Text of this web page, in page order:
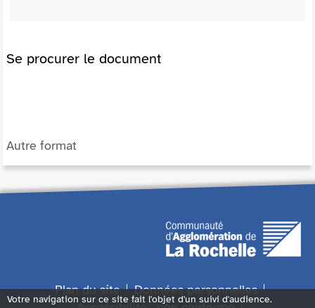
Se procurer le document
Autre format
Plan du site
Données personnelles
Votre navigation sur ce site fait l'objet d'un suivi d'audience.